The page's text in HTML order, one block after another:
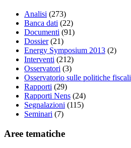
Analisi (273)
Banca dati (22)
Documenti (91)
Dossier (21)
Energy Symposium 2013 (2)
Interventi (212)
Osservatori (3)
Osservatorio sulle politiche fiscali
Rapporti (29)
Rapporti Nens (24)
Segnalazioni (115)
Seminari (7)
Aree tematiche